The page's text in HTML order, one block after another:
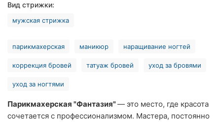
Житомир
Ровно
Одесса
Киев
Вид стрижки:
мужская стрижка
парикмахерская маникюр наращивание ногтей
коррекция бровей татуаж бровей уход за бровями
уход за ногтями
Парикмахерская "Фантазия" — это место, где красота
сочетается с профессионализмом. Мастера, постоянно